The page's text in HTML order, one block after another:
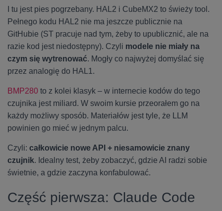
I tu jest pies pogrzebany. HAL2 i CubeMX2 to świeży tool.
Pełnego kodu HAL2 nie ma jeszcze publicznie na
GitHubie (ST pracuje nad tym, żeby to upublicznić, ale na
razie kod jest niedostępny). Czyli modele nie miały na
czym się wytrenować. Mogły co najwyżej domyślać się
przez analogię do HAL1.
BMP280 to z kolei klasyk – w internecie kodów do tego
czujnika jest miliard. W swoim kursie przeorałem go na
każdy możliwy sposób. Materiałów jest tyle, że LLM
powinien go mieć w jednym palcu.
Czyli: całkowicie nowe API + niesamowicie znany
czujnik. Idealny test, żeby zobaczyć, gdzie AI radzi sobie
świetnie, a gdzie zaczyna konfabulować.
Część pierwsza: Claude Code